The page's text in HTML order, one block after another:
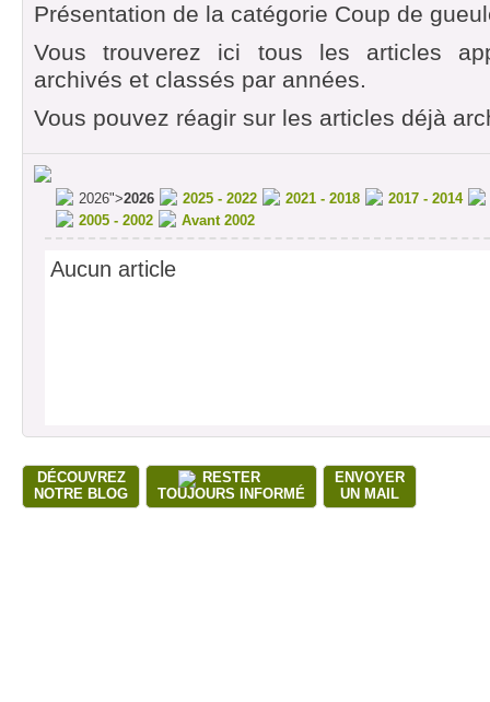
Présentation de la catégorie Coup de
Vous trouverez ici tous les articles
archivés et classés par années.
Vous pouvez réagir sur les articles déjà
2026">2026 2025 - 2022 2021 - 2018
2017 - 2014
2005 - 2002
Avant 2002
Aucun article
DÉCOUVREZ
NOTRE BLOG
RESTER
TOUJOURS INFORMÉ
ENVOYER
UN MAIL